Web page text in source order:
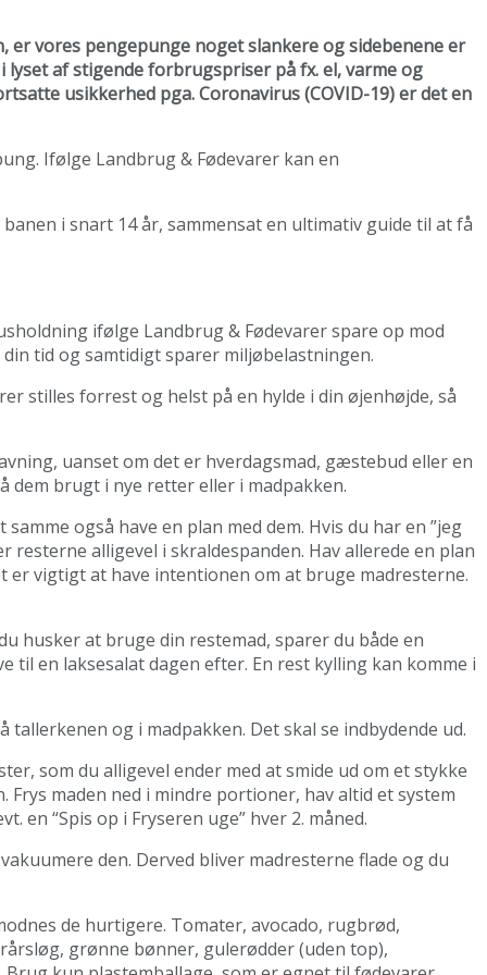
er vores pengepunge noget slankere og sidebenene er
lyset af stigende forbrugspriser på fx. el, varme og
usikkerhed pga. Coronavirus (COVID-19) er det en
Ifølge Landbrug & Fødevarer kan en
i snart 14 år, sammensat en ultimativ guide til at få
ifølge Landbrug & Fødevarer spare op mod
tid og samtidigt sparer miljøbelastningen.
stilles forrest og helst på en hylde i din øjenhøjde, så
uanset om det er hverdagsmad, gæstebud eller en
dem brugt i nye retter eller i madpakken.
også have en plan med dem. Hvis du har en ”jeg
alligevel i skraldespanden. Hav allerede en plan
er vigtigt at have intentionen om at bruge madresterne.
husker at bruge din restemad, sparer du både en
en laksesalat dagen efter. En rest kylling kan komme i
og i madpakken. Det skal se indbydende ud.
som du alligevel ender med at smide ud om et stykke
Frys maden ned i mindre portioner, hav altid et system
“Spis op i Fryseren uge” hver 2. måned.
den. Derved bliver madresterne flade og du
de hurtigere. Tomater, avocado, rugbrød,
grønne bønner, gulerødder (uden top),